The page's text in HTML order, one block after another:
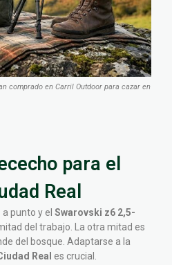
comprado en Carril Outdoor para cazar en
para el
Real
a punto y el Swarovski z6 2,5-
del trabajo. La otra mitad es
del bosque. Adaptarse a la
Real es crucial.